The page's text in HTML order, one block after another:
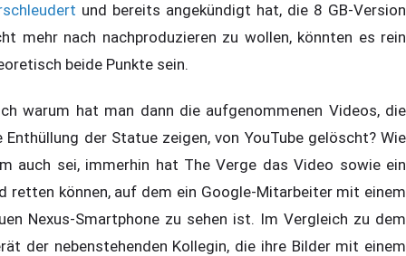
und bereits angekündigt hat, die 8 GB-Version
mehr nach nachproduzieren zu wollen, könnten es rein
beide Punkte sein.
warum hat man dann die aufgenommenen Videos, die
Enthüllung der Statue zeigen, von YouTube gelöscht? Wie
auch sei, immerhin hat The Verge das Video sowie ein
retten können, auf dem ein Google-Mitarbeiter mit einem
Nexus-Smartphone zu sehen ist. Im Vergleich zu dem
der nebenstehenden Kollegin, die ihre Bilder mit einem